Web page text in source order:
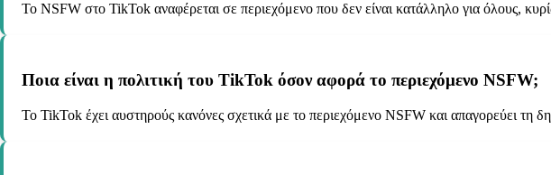
Το NSFW στο TikTok αναφέρεται σε περιεχόμενο που δεν είναι κατάλληλο για όλους,
Ποια είναι η πολιτική του TikTok όσον αφορά το περιεχόμενο NSFW;
Το TikTok έχει αυστηρούς κανόνες σχετικά με το περιεχόμενο NSFW και απαγορεύει τη